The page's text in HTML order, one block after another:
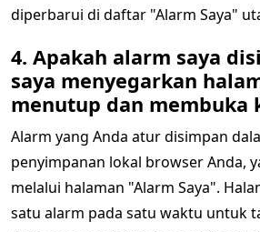
diperbarui di daftar "Alarm Saya"
4. Apakah alarm saya
saya menyegarkan
menutup dan membuka
Alarm yang Anda atur disimpan
penyimpanan lokal browser Anda,
melalui halaman "Alarm Saya".
satu alarm pada satu waktu untuk